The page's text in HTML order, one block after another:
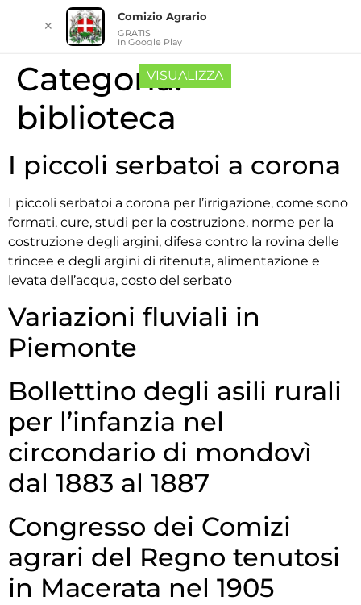
Categoria:
biblioteca
I piccoli serbatoi a corona
I piccoli serbatoi a corona per l’irrigazione, come sono
formati, cure, studi per la costruzione, norme per la
costruzione degli argini, difesa contro la rovina delle
trincee e degli argini di ritenuta, alimentazione e
levata dell’acqua, costo del serbato
Variazioni fluviali in
Piemonte
Bollettino degli asili rurali
per l’infanzia nel
circondario di mondovì
dal 1883 al 1887
Congresso dei Comizi
agrari del Regno tenutosi
in Macerata nel 1905
✕
Comizio Agrario
GRATIS
In Google Play
VISUALIZZA